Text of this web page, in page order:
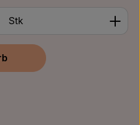
gewünschten Wert ein
Stk